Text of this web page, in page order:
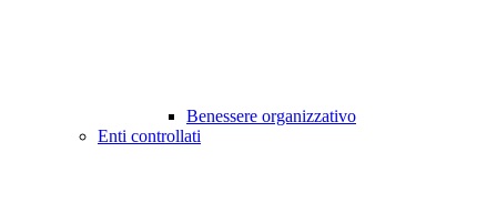
Benessere organizzativo
Enti controllati